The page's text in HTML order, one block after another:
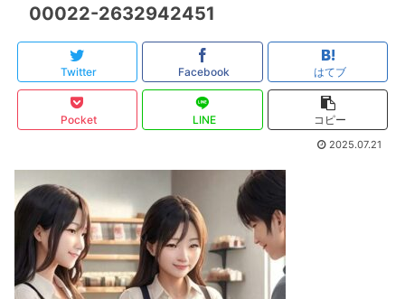
00022-2632942451
Twitter Facebook はてブ
Pocket LINE コピー
2025.07.21